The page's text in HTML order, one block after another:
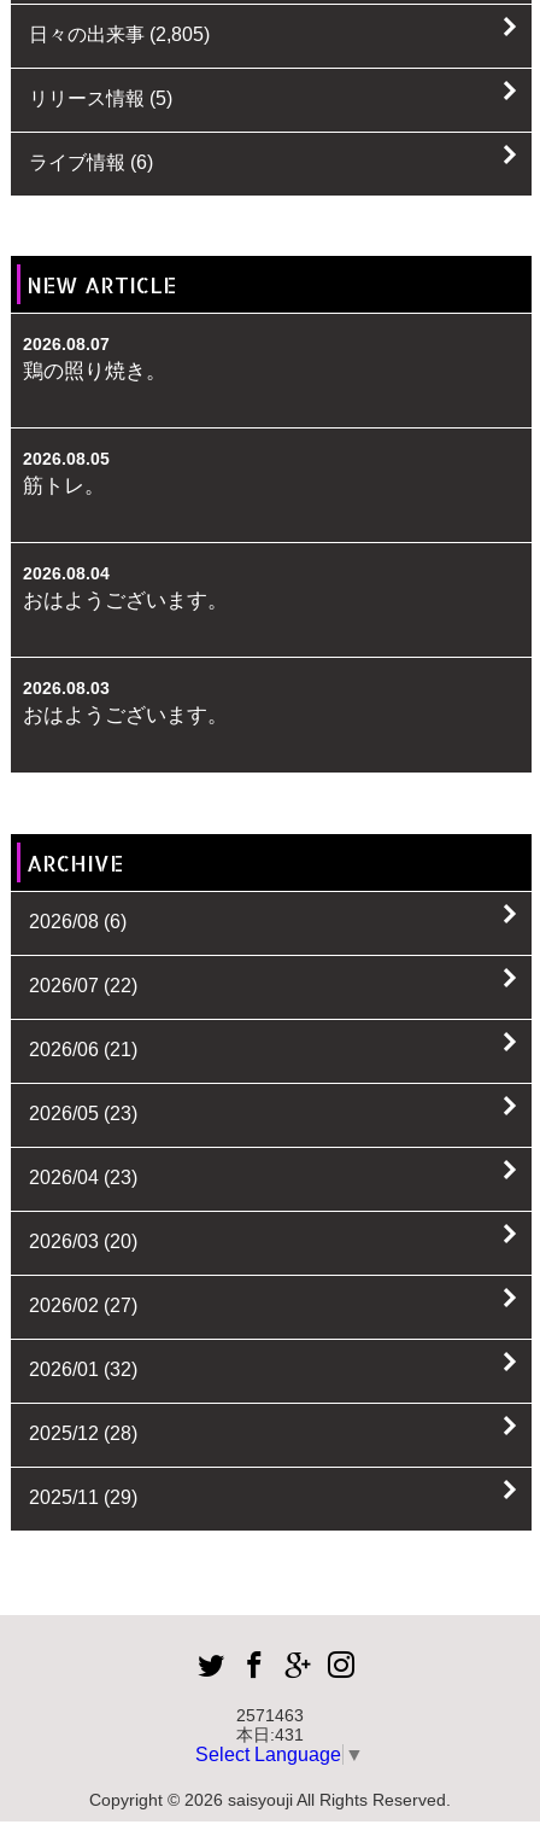
日々の出来事(2,805)
リリース情報 (5)
ライブ情報 (6)
NEW ARTICLE
2026.08.07
鶏の照り焼き。
2026.08.05
筋トレ。
2026.08.04
おはようございます。
2026.08.03
おはようございます。
ARCHIVE
2026/08(6)
2026/07 (22)
2026/06(21)
2026/05(23)
2026/04(23)
2026/03(20)
2026/02 (27)
2026/01 (32)
2025/12 (28)
2025/11 (29)
2571463
本日:431
Select Language ▼
Copyright © 2026 saisyouji All Rights Reserved.